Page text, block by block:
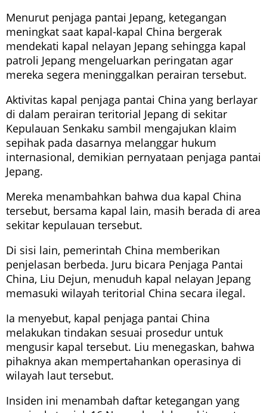
Menurut penjaga pantai Jepang, ketegangan
meningkat saat kapal-kapal China bergerak
mendekati kapal nelayan Jepang sehingga kapal
patroli Jepang mengeluarkan peringatan agar
mereka segera meninggalkan perairan tersebut.
Aktivitas kapal penjaga pantai China yang berlayar
di dalam perairan teritorial Jepang di sekitar
Kepulauan Senkaku sambil mengajukan klaim
sepihak pada dasarnya melanggar hukum
internasional, demikian pernyataan penjaga pantai
Jepang.
Mereka menambahkan bahwa dua kapal China
tersebut, bersama kapal lain, masih berada di area
sekitar kepulauan tersebut.
Di sisi lain, pemerintah China memberikan
penjelasan berbeda. Juru bicara Penjaga Pantai
China, Liu Dejun, menuduh kapal nelayan Jepang
memasuki wilayah teritorial China secara ilegal.
Ia menyebut, kapal penjaga pantai China
melakukan tindakan sesuai prosedur untuk
mengusir kapal tersebut. Liu menegaskan, bahwa
pihaknya akan mempertahankan operasinya di
wilayah laut tersebut.
Insiden ini menambah daftar ketegangan yang